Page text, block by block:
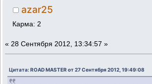
azar25
Карма: 2
« 28 Сентября 2012, 13:34:57 »
Цитата: ROAD MASTER от 27 Сентября 2012, 19:49:08